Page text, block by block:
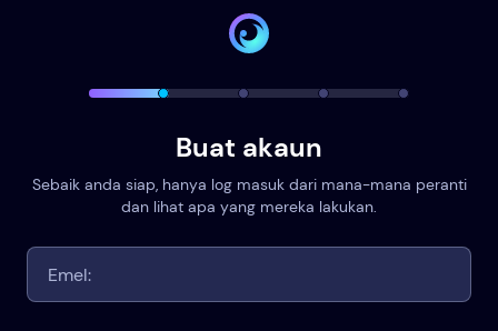
Buat akaun
Sebaik anda siap, hanya log masuk dari mana-mana peranti
dan lihat apa yang mereka lakukan.